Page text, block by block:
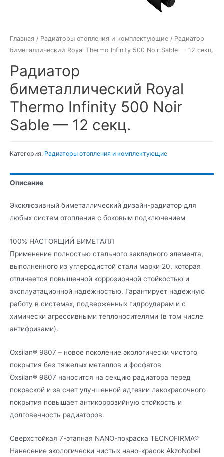
Главная / Радиаторы отопления и комплектующие / Радиатор
биметаллический Royal Thermo Infinity 500 Noir Sable — 12 секц.
Радиатор
биметаллический Royal
Thermo Infinity 500 Noir
Sable — 12 секц.
Категория: Радиаторы отопления и комплектующие
Описание
Эксклюзивный биметаллический дизайн-радиатор для
любых систем отопления с боковым подключением
100% НАСТОЯЩИЙ БИМЕТАЛЛ
Применение полностью стального закладного элемента,
выполненного из углеродистой стали марки 20, которая
отличается повышенной коррозионной стойкостью и
эксплуатационной надежностью. Гарантирует надежную
работу в системах, подверженных гидроударам и с
химически агрессивными теплоносителями (в том числе
антифризами).
Oxsilan® 9807 – новое поколение экологически чистого
покрытия без тяжелых металлов и фосфатов
Oxsilan® 9807 наносится на секцию радиатора перед
покраской и за счет улучшенной адгезии лакокрасочного
покрытия повышает антикоррозийную стойкость и
долговечность радиаторов.
Сверхстойкая 7-этапная NANO-покраска TECNOFIRMA®
Нанесение экологически чистых нано-красок AkzoNobel